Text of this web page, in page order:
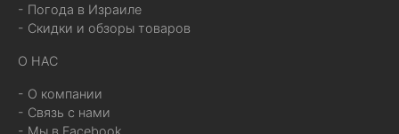
- Погода в Израиле
- Скидки и обзоры товаров
О НАС
- О компании
- Связь с нами
- Мы в Facebook